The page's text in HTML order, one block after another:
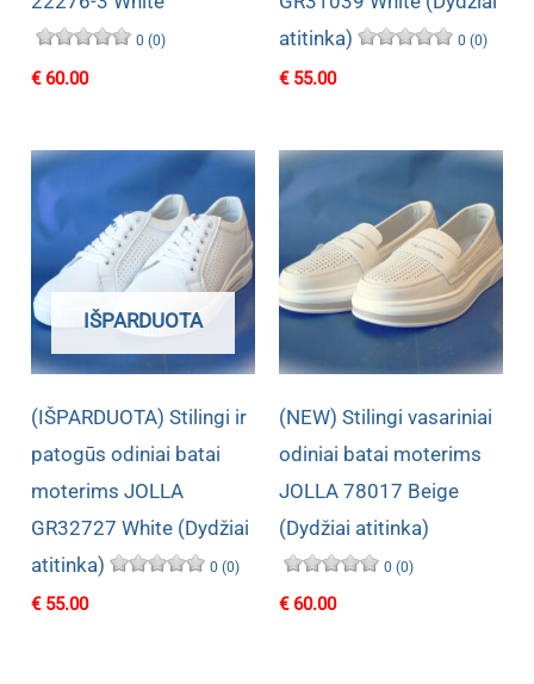
0 (0)
€60.00
atitinka)
0 (0)
€55.00
IŠPARDUOTA
(IŠPARDUOTA) Stilingi ir
patogūs odiniai batai
moterims JOLLA
GR32727 White (Dydžiai
atitinka)
0 (0)
€55.00
(NEW) Stilingi vasariniai
odiniai batai moterims
JOLLA 78017 Beige
(Dydžiai atitinka)
0 (0)
€60.00